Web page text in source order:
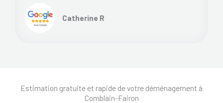
Catherine R
Estimation gratuite et rapide de votre déménagement à
Comblain-Fairon